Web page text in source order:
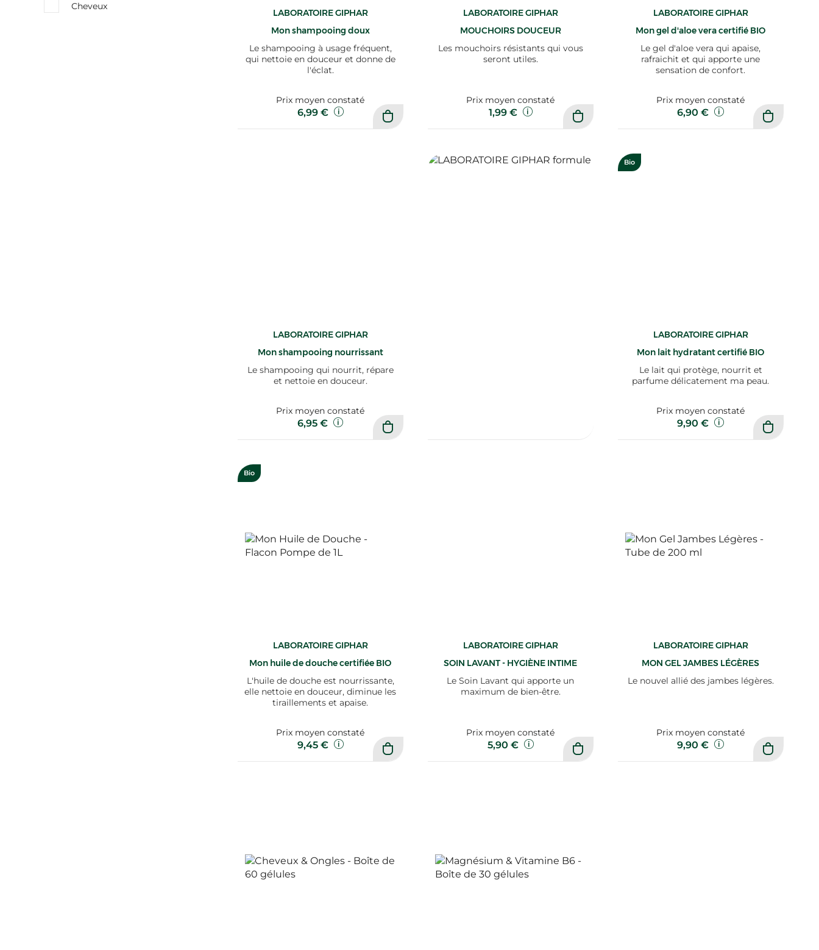
Cheveux
LABORATOIRE GIPHAR
Mon shampooing doux
Le shampooing à usage fréquent,
qui nettoie en douceur et donne de
l'éclat.
Prix moyen constaté
6,99 €
LABORATOIRE GIPHAR
MOUCHOIRS DOUCEUR
Les mouchoirs résistants qui vous
seront utiles.
Prix moyen constaté
1,99 €
LABORATOIRE GIPHAR
Mon gel d'aloe vera certifié BIO
Le gel d'aloe vera qui apaise,
rafraichit et qui apporte une
sensation de confort.
Prix moyen constaté
6,90 €
LABORATOIRE GIPHAR
Mon shampooing nourrissant
Le shampooing qui nourrit, répare
et nettoie en douceur.
Prix moyen constaté
6,95 €
LABORATOIRE GIPHAR
Mon lait hydratant certifié BIO
Le lait qui protège, nourrit et
parfume délicatement ma peau.
Bio
Prix moyen constaté
9,90 €
LABORATOIRE GIPHAR
Mon huile de douche certifiée BIO
L'huile de douche est nourrissante,
elle nettoie en douceur, diminue les
tiraillements et apaise.
Bio
Prix moyen constaté
9,45 €
LABORATOIRE GIPHAR
SOIN LAVANT - HYGIÈNE INTIME
Le Soin Lavant qui apporte un
maximum de bien-être.
Prix moyen constaté
5,90 €
LABORATOIRE GIPHAR
MON GEL JAMBES LÉGÈRES
Le nouvel allié des jambes légères.
Prix moyen constaté
9,90 €